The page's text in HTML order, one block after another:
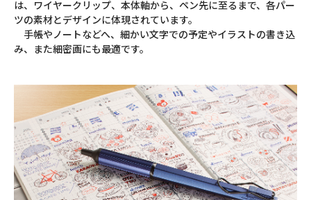
は、ワイヤークリップ、本体軸から、ペン先に至るまで、各パー
ツの素材とデザインに体現されています。
手帳やノートなどへ、細かい文字での予定やイラストの書き込
み、また細密画にも最適です。